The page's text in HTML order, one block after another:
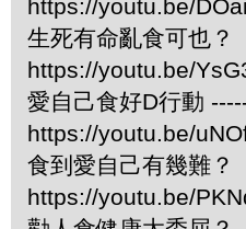
https://youtu.be/
生死有命亂食可也
https://youtu.be/
愛自己食好D行動
https://youtu.be/
食到愛自己有幾難
https://youtu.be/